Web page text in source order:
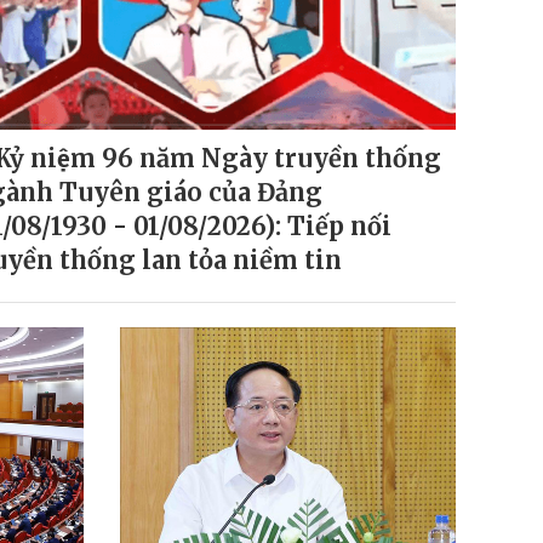
niệm 96 năm Ngày truyền thống
Tuyên giáo của Đảng
08/1930 - 01/08/2026): Tiếp nối
thống lan tỏa niềm tin